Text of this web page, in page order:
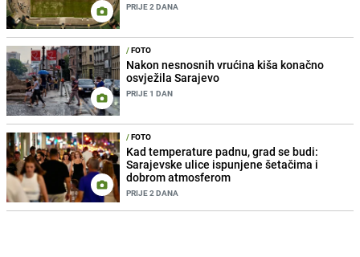
PRIJE 2 DANA
/FOTO
Nakon nesnosnih vrućina kiša konačno
osvježila Sarajevo
PRIJE 1 DAN
/FOTO
Kad temperature padnu, grad se budi:
Sarajevske ulice ispunjene šetačima i
dobrom atmosferom
PRIJE 2 DANA